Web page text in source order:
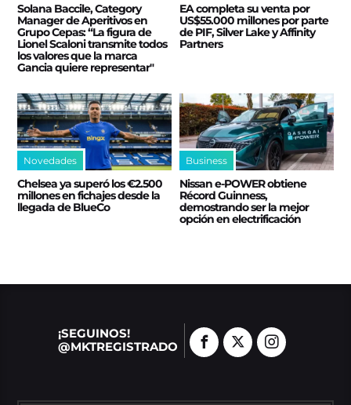
Solana Baccile, Category
Manager de Aperitivos en
Grupo Cepas: “La figura de
Lionel Scaloni transmite todos
los valores que la marca
Gancia quiere representar"
EA completa su venta por
US$55.000 millones por parte
de PIF, Silver Lake y Affinity
Partners
Novedades
Chelsea ya superó los €2.500
millones en fichajes desde la
llegada de BlueCo
Business
Nissan e‑POWER obtiene
Récord Guinness,
demostrando ser la mejor
opción en electrificación
¡SEGUINOS!
@MKTREGISTRADO